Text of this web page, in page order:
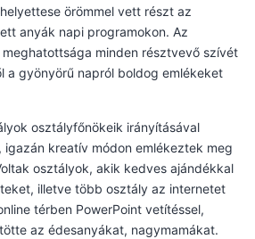
örömmel vett részt az
anyák napi programokon. Az
meghatottsága minden résztvevő szívét
a gyönyörű napról boldog emlékeket
osztályfőnökeik irányításával
igazán kreatív módon emlékeztek meg
osztályok, akik kedves ajándékkal
illetve több osztály az internetet
térben PowerPoint vetítéssel,
az édesanyákat, nagymamákat.